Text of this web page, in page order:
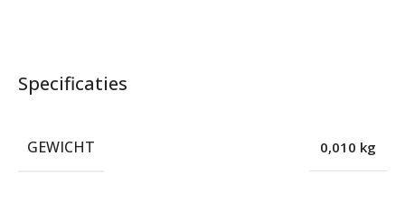
Specificaties
GEWICHT 0,010 kg